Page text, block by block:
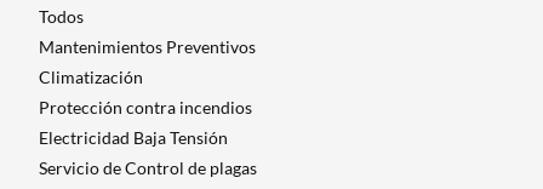
Todos
Mantenimientos Preventivos
Climatización
Protección contra incendios
Electricidad Baja Tensión
Servicio de Control de plagas